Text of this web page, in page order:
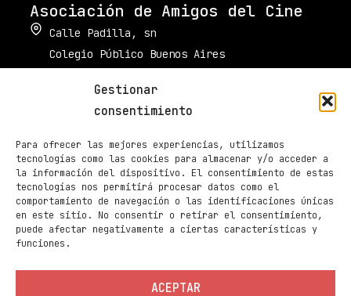
Gestionar
consentimiento
Para ofrecer las mejores experiencias, utilizamos
tecnologías como las cookies para almacenar y/o acceder a
la información del dispositivo. El consentimiento de estas
tecnologías nos permitirá procesar datos como el
comportamiento de navegación o las identificaciones únicas
en este sitio. No consentir o retirar el consentimiento,
puede afectar negativamente a ciertas características y
funciones.
ACEPTAR
Asociación de Amigos del Cine
Calle Padilla, sn
Colegio Público Buenos Aires
muestradecinepalencia@gmail.com
Taquilla de Cines Ortega
979 70 70 88
Páginas
Programación